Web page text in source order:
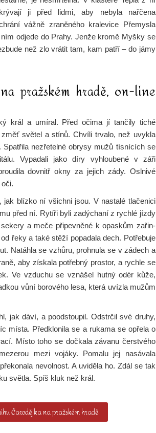
ji před lidmi, aby nebyla nařčena
vážně zraněného kralevice Přemysla
odjede do Prahy. Jenže kromě Myšky se
než zlo vrátit tam, kam patří – do jámy
pražském hradě, on-line
král a umíral. Před očima jí tančily tiché
světel a stínů. Chvíli trvalo, než uvykla
nezřetelné obrysy mužů tísnících se
Vypadali jako díry vyhloubené v záři
dovnitř okny za jejich zády. Oslnivé
jak blízko ní všichni jsou. V nastalé tlačenici
před ní. Rytíři byli zadýchaní z rychlé jízdy
a meče připevněné k opaskům zařin-
řeky a také stěží popadala dech. Potřebuje
Natáhla se vzhůru, prohnula se v zádech a
aby získala potřebný prostor, a rychle se
Ve vzduchu se vznášel hutný odér kůže,
vůní borového lesa, která uvízla mužům
jak dáví, a poodstoupil. Odstrčil své druhy,
místa. Předklonila se a rukama se opřela o
Místo toho se dočkala závanu čerstvého
mezi vojáky. Pomalu jej nasávala
nevolnost. A uviděla ho. Zdál se tak
světla. Spíš kluk než král.
Čarodějka na pražském hradě